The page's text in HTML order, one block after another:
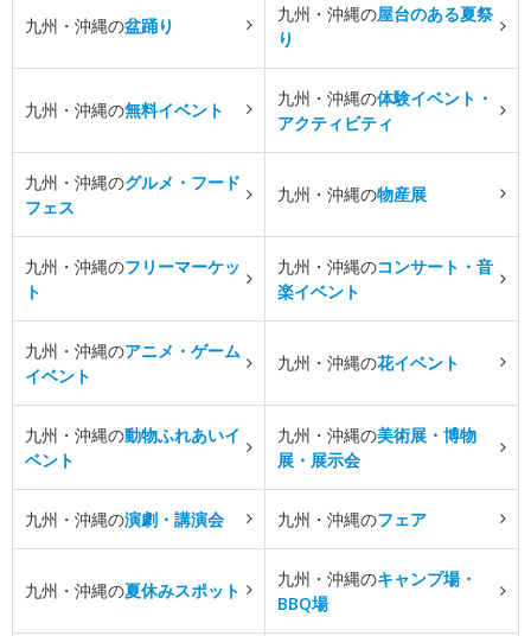
九州・沖縄の盆踊り
九州・沖縄の屋台のある夏祭
り
九州・沖縄の無料イベント
九州・沖縄の体験イベント・
アクティビティ
九州・沖縄のグルメ・フード
フェス
九州・沖縄の物産展
九州・沖縄のフリーマーケッ
ト
九州・沖縄のコンサート・音
楽イベント
九州・沖縄のアニメ・ゲーム
イベント
九州・沖縄の花イベント
九州・沖縄の動物ふれあいイ
ベント
九州・沖縄の美術展・博物
展・展示会
九州・沖縄の演劇・講演会 九州・沖縄のフェア
九州・沖縄の夏休みスポット
九州・沖縄のキャンプ場・
BBQ場